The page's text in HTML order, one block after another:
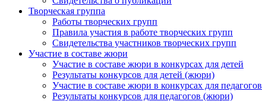
Творческая группа
Работы творческих групп
Правила участия в работе творческих групп
Свидетельства участников творческих групп
Участие в составе жюри
Участие в составе жюри в конкурсах для детей
Результаты конкурсов для детей (жюри)
Участие в составе жюри в конкурсах для педагогов
Результаты конкурсов для педагогов (жюри)